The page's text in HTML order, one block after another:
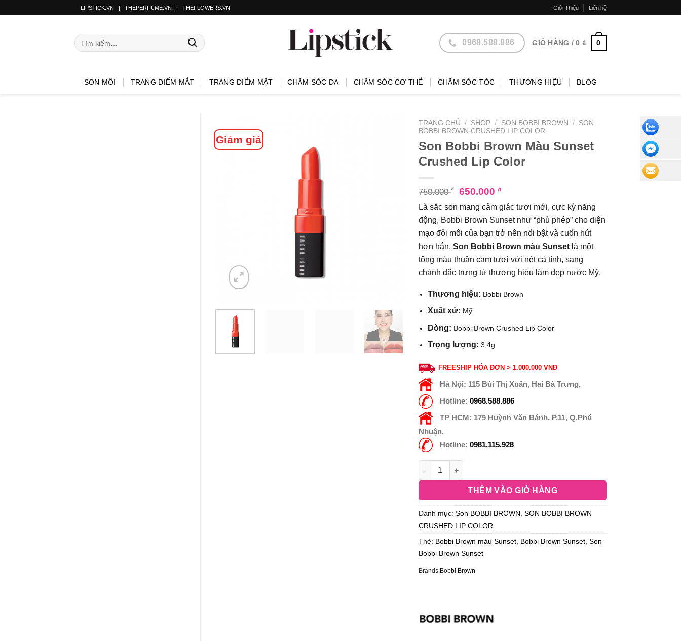
LIPSTICK.VN | THEPERFUME.VN | THEFLOWERS.VN Giới Thiệu Liên hệ
0968.588.886 GIỎ HÀNG /0 ₫ 0
SON MÔI TRANG ĐIỂM MẮT TRANG ĐIỂM MẶT CHĂM SÓC DA CHĂM SÓC CƠ THỂ CHĂM SÓC TÓC THƯƠNG HIỆU BLOG
Giảm giá
TRANG CHỦ / SHOP / SON BOBBI BROWN /
SON
BOBBI BROWN CRUSHED LIP COLOR
Son Bobbi Brown Màu Sunset
Crushed Lip Color
750.000₫ 650.000 ₫
Là sắc son mang cảm giác tươi mới, cực kỳ năng
động, Bobbi Brown Sunset như “phù phép” cho diện
mạo đôi môi của bạn trở nên nổi bật và cuốn hút
hơn hẳn.Son Bobbi Brown màu Sunset là một
tông màu thuần cam tươi với nét cá tính, sang
chảnh đặc trưng từ thương hiệu làm đẹp nước Mỹ.
Thương hiệu: Bobbi Brown
Xuất xứ: Mỹ
Dòng: Bobbi Brown Crushed Lip Color
Trọng lượng: 3,4g
FREESHIP HÓA ĐƠN > 1.000.000 VNĐ
Hà Nội: 115 Bùi Thị Xuân, Hai Bà Trưng.
Hotline:0968.588.886
TP HCM: 179 Huỳnh Văn Bánh, P.11, Q.Phú
Nhuận.
Hotline:0981.115.928
THÊM VÀO GIỎ HÀNG
Danh mục:Son BOBBI BROWN ,SON BOBBI BROWN
CRUSHED LIP COLOR
Thẻ: Bobbi Brown màu Sunset Bobbi Brown Sunset ,Son
Bobbi Brown Sunset
Brands:Bobbi Brown